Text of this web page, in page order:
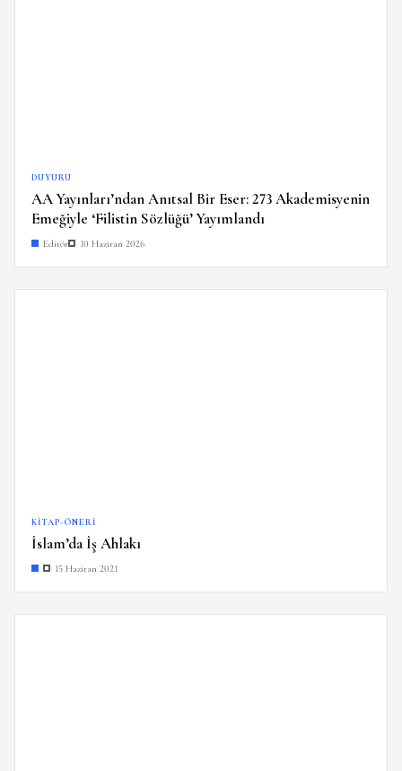
DUYURU
AA Yayınları’ndan Anıtsal Bir Eser: 273 Akademisyenin
Emeğiyle ‘Filistin Sözlüğü’ Yayımlandı
Editör 10 Haziran 2026
KITAP-ÖNERI
İslam’da İş Ahlakı
15 Haziran 2021